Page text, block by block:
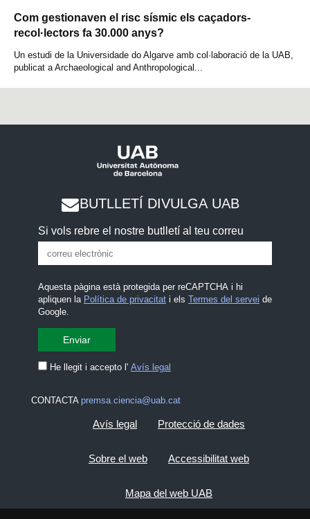
Com gestionaven el risc sísmic els caçadors-
recol·lectors fa 30.000 anys?
Un estudi de la Universidade do Algarve amb col·laboració de la UAB,
publicat a Archaeological and Anthropological...
BUTLLETÍ DIVULGA UAB
Si vols rebre el nostre butlletí al teu correu
Aquesta pàgina està protegida per reCAPTCHA i hi
apliquen la Política de privacitati els Termes del servei de
Google.
He llegit i accepto l' Avís legal
CONTACTA premsa.ciencia@uab.cat
Avís legal Protecció de dades
Sobre el web Accessibilitat web
Mapa del web UAB